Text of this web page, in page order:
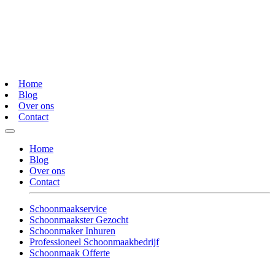
Home
Blog
Over ons
Contact
Home
Blog
Over ons
Contact
Schoonmaakservice
Schoonmaakster Gezocht
Schoonmaker Inhuren
Professioneel Schoonmaakbedrijf
Schoonmaak Offerte